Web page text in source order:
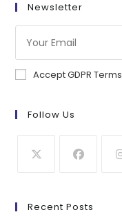
Newsletter
Accept GDPR Terms
Follow Us
Recent Posts